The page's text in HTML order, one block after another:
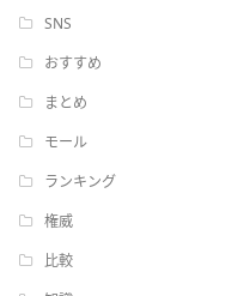
SNS
おすすめ
まとめ
モール
ランキング
権威
比較